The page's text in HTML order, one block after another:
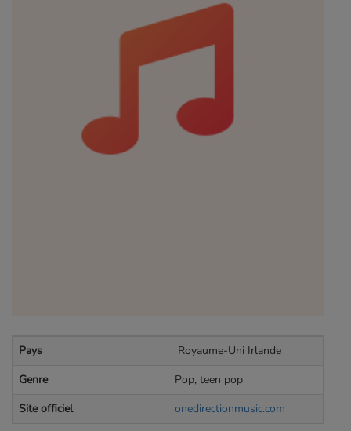
Pays
Royaume-Uni Irlande
Genre
Pop, teen pop
Site officiel
onedirectionmusic.com